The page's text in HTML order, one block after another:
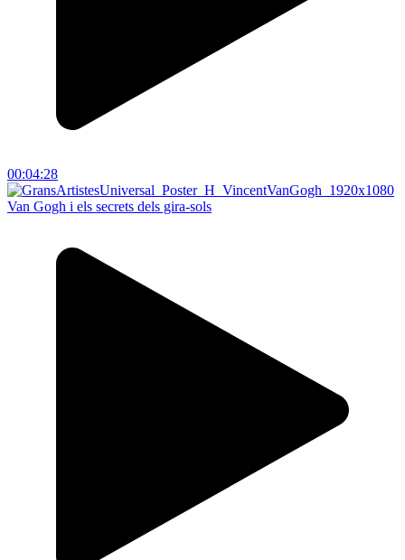
00:04:28
Van Gogh i els secrets dels gira-sols